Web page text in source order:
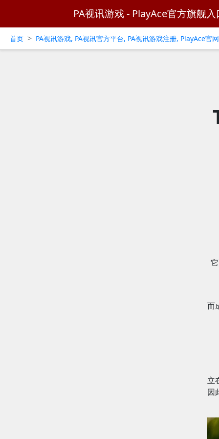
PA视讯游戏 - PlayAce官方旗舰入
首页 > PA视讯游戏, PA视讯官方平台, PA视讯游戏注册, PlayAce官
而
立
因